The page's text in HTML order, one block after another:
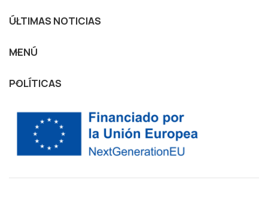
ÚLTIMAS NOTICIAS
MENÚ
POLÍTICAS